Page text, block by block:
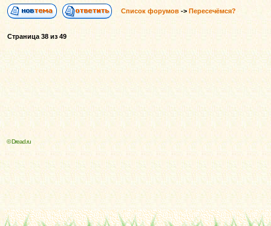
Список форумов -> Пересечёмся?
Страница 38 из 49
© Dread.ru